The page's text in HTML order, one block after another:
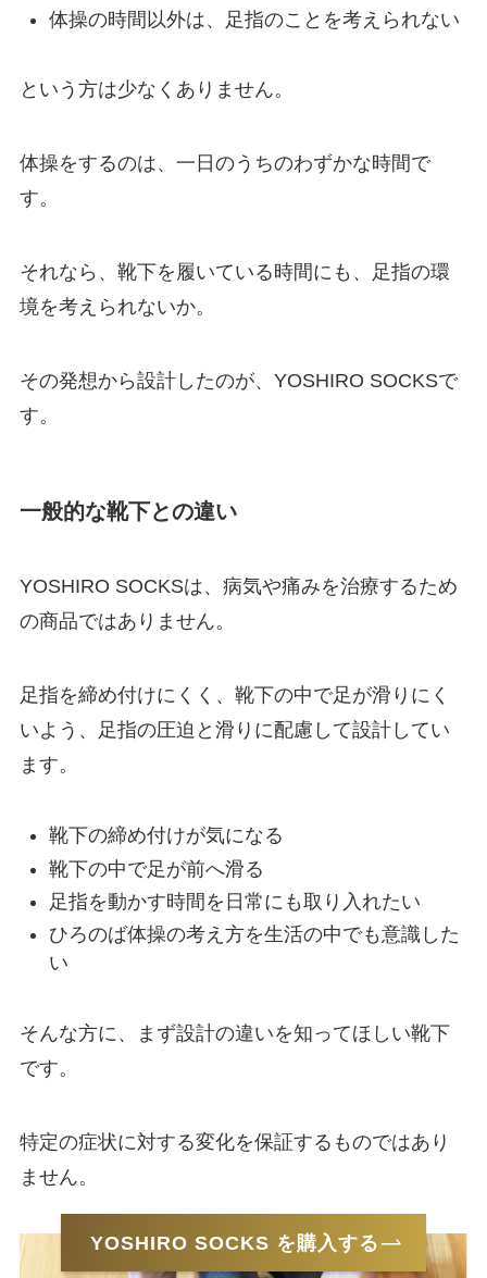
YOSHIRO SOCKS を購入する
体操の時間以外は、足指のことを考えられない
という方は少なくありません。
体操をするのは、一日のうちのわずかな時間で
す。
それなら、靴下を履いている時間にも、足指の環
境を考えられないか。
その発想から設計したのが、YOSHIRO SOCKSで
す。
一般的な靴下との違い
YOSHIRO SOCKSは、病気や痛みを治療するため
の商品ではありません。
足指を締め付けにくく、靴下の中で足が滑りにく
いよう、足指の圧迫と滑りに配慮して設計してい
ます。
靴下の締め付けが気になる
靴下の中で足が前へ滑る
足指を動かす時間を日常にも取り入れたい
ひろのば体操の考え方を生活の中でも意識した
い
そんな方に、まず設計の違いを知ってほしい靴下
です。
特定の症状に対する変化を保証するものではあり
ません。